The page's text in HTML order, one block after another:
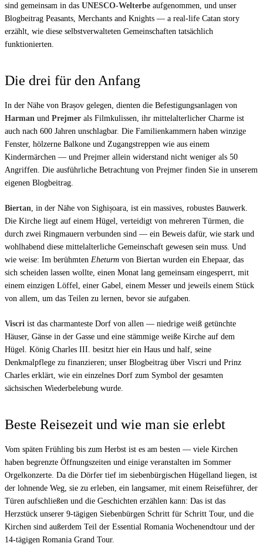
sind gemeinsam in das UNESCO-Welterbe aufgenommen, und unser
Blogbeitrag Peasants, Merchants and Knights — a real-life Catan story
erzählt, wie diese selbstverwalteten Gemeinschaften tatsächlich
funktionierten.
Die drei für den Anfang
In der Nähe von Brașov gelegen, dienten die Befestigungsanlagen von
Harman und Prejmer als Filmkulissen, ihr mittelalterlicher Charme ist
auch nach 600 Jahren unschlagbar. Die Familienkammern haben winzige
Fenster, hölzerne Balkone und Zugangstreppen wie aus einem
Kindermärchen — und Prejmer allein widerstand nicht weniger als 50
Angriffen. Die ausführliche Betrachtung von Prejmer finden Sie in unserem
eigenen Blogbeitrag
Biertan , in der Nähe von Sighișoara, ist ein massives, robustes Bauwerk.
Die Kirche liegt auf einem Hügel, verteidigt von mehreren Türmen, die
durch zwei Ringmauern verbunden sind — ein Beweis dafür, wie stark und
wohlhabend diese mittelalterliche Gemeinschaft gewesen sein muss. Und
wie weise: Im berühmten Eheturm von Biertan wurden ein Ehepaar, das
sich scheiden lassen wollte, einen Monat lang gemeinsam eingesperrt, mit
einem einzigen Löffel, einer Gabel, einem Messer und jeweils einem Stück
von allem, um das Teilen zu lernen, bevor sie aufgaben.
Viscri ist das charmanteste Dorf von allen — niedrige weiß getünchte
Häuser, Gänse in der Gasse und eine stämmige weiße Kirche auf dem
Hügel. König Charles III. besitzt hier ein Haus und half, seine
Denkmalpflege zu finanzieren; unser Blogbeitrag über Viscri und Prinz
Charles erklärt, wie ein einzelnes Dorf zum Symbol der gesamten
sächsischen Wiederbelebung wurde.
Beste Reisezeit und wie man sie erlebt
Vom späten Frühling bis zum Herbst ist es am besten — viele Kirchen
haben begrenzte Öffnungszeiten und einige veranstalten im Sommer
Orgelkonzerte. Da die Dörfer tief im siebenbürgischen Hügelland liegen, ist
der lohnende Weg, sie zu erleben, ein langsamer, mit einem Reiseführer, der
Türen aufschließen und die Geschichten erzählen kann: Das ist das
Herzstück unserer 9-tägigen Siebenbürgen Schritt für Schritt Tour, und die
Kirchen sind außerdem Teil der Essential Romania Wochenendtour und der
14-tägigen Romania Grand Tour.